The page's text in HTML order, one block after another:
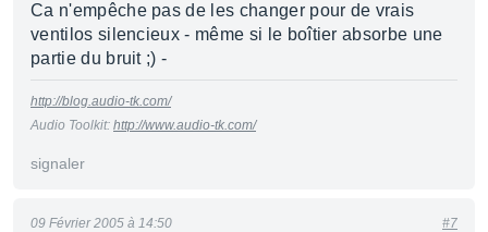
Ca n'empêche pas de les changer pour de vrais
ventilos silencieux - même si le boîtier absorbe une
partie du bruit ;) -
http://blog.audio-tk.com/
Audio Toolkit: http://www.audio-tk.com/
signaler
09 Février 2005 à 14:50 #7